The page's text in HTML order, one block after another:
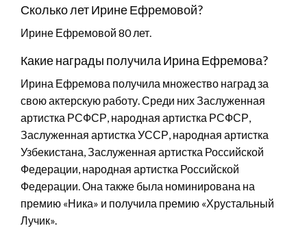
Сколько лет Ирине Ефремовой?
Ирине Ефремовой 80 лет.
Какие награды получила Ирина Ефремова?
Ирина Ефремова получила множество наград за
свою актерскую работу. Среди них Заслуженная
артистка РСФСР, народная артистка РСФСР,
Заслуженная артистка УССР, народная артистка
Узбекистана, Заслуженная артистка Российской
Федерации, народная артистка Российской
Федерации. Она также была номинирована на
премию «Ника» и получила премию «Хрустальный
Лучик».